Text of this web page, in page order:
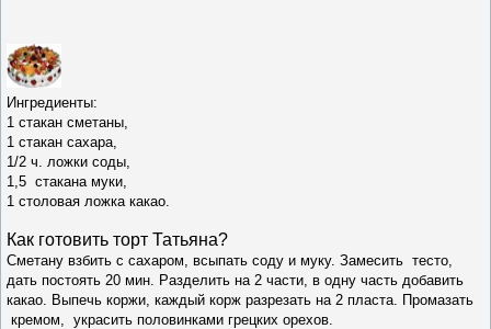
Ингредиенты:
1 стакан сметаны,
1 стакан сахара,
1/2 ч. ложки соды,
1,5 стакана муки,
1 столовая ложка какао.
Как готовить торт Татьяна?
Сметану взбить с сахаром, всыпать соду и муку. Замесить тесто,
дать постоять 20 мин. Разделить на 2 части, в одну часть добавить
какао. Выпечь коржи, каждый корж разрезать на 2 пласта. Промазать
кремом, украсить половинками грецких орехов.